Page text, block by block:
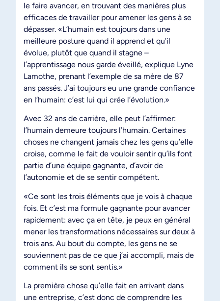
le faire avancer, en trouvant des manières plus
efficaces de travailler pour amener les gens à se
dépasser. «L’humain est toujours dans une
meilleure posture quand il apprend et qu’il
évolue, plutôt que quand il stagne –
l’apprentissage nous garde éveillé, explique Lyne
Lamothe, prenant l’exemple de sa mère de 87
ans passés. J’ai toujours eu une grande confiance
en l’humain: c’est lui qui crée l’évolution.»
Avec 32 ans de carrière, elle peut l’affirmer:
l’humain demeure toujours l’humain. Certaines
choses ne changent jamais chez les gens qu’elle
croise, comme le fait de vouloir sentir qu’ils font
partie d’une équipe gagnante, d’avoir de
l’autonomie et de se sentir compétent.
«Ce sont les trois éléments que je vois à chaque
fois. Et c’est ma formule gagnante pour avancer
rapidement: avec ça en tête, je peux en général
mener les transformations nécessaires sur deux à
trois ans. Au bout du compte, les gens ne se
souviennent pas de ce que j’ai accompli, mais de
comment ils se sont sentis.»
La première chose qu’elle fait en arrivant dans
une entreprise, c’est donc de comprendre les